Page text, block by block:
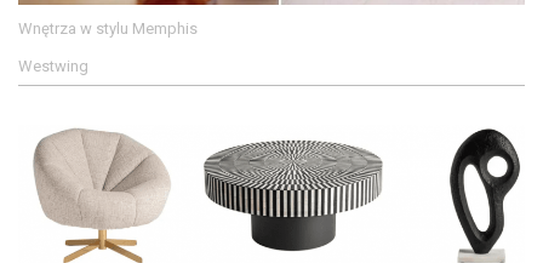
Wnętrza w stylu Memphis
Westwing